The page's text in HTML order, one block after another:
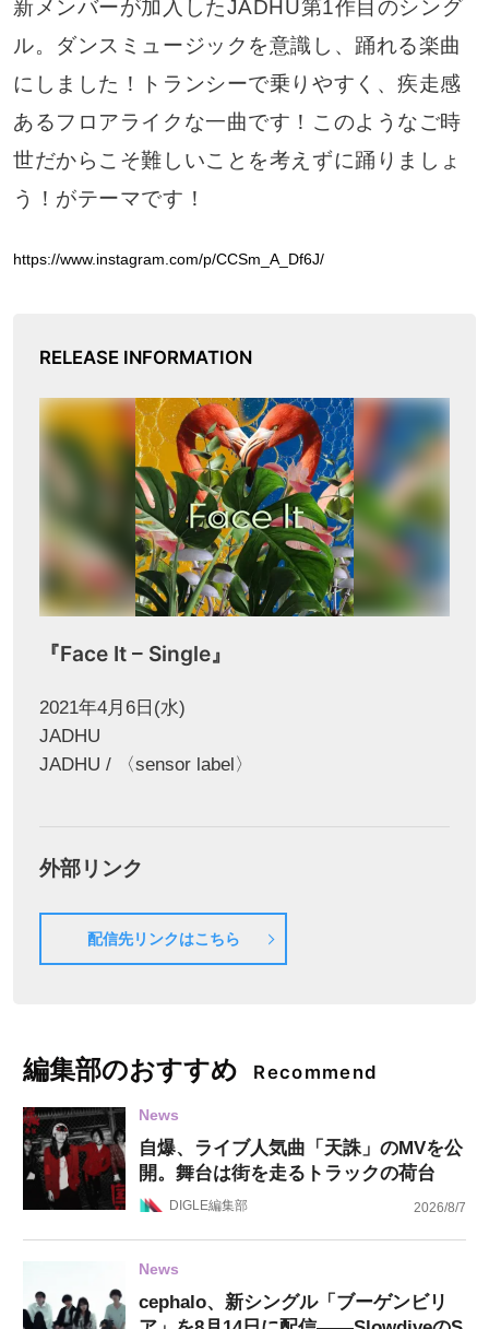
新メンバーが加入したJADHU第1作目のシング
ル。ダンスミュージックを意識し、踊れる楽曲
にしました！トランシーで乗りやすく、疾走感
あるフロアライクな一曲です！このようなご時
世だからこそ難しいことを考えずに踊りましょ
う！がテーマです！
https://www.instagram.com/p/CCSm_A_Df6J/
RELEASE INFORMATION
『Face It – Single』
2021年4月6日(水)
JADHU
JADHU / 〈sensor label〉
外部リンク
配信先リンクはこちら
編集部のおすすめ Recommend
News
自爆、ライブ人気曲「天誅」のMVを公
開。舞台は街を走るトラックの荷台
DIGLE編集部 2026/8/7
News
cephalo、新シングル「ブーゲンビリ